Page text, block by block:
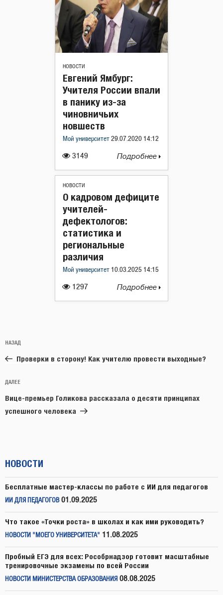
НОВОСТИ
3149
Евгений Ямбург:
Учителя России впали
в панику из-за
чиновничьих
новшеств
Мой университет 29.07.2020 14:12
Подробнее
НОВОСТИ
1297
О кадровом дефиците
учителей-
дефектологов:
статистика и
региональные
различия
Мой университет 10.03.2025 14:15
Подробнее
по
записям
Предыдущая
запись:
НАЗАД
Проверки в сторону! Как учителю провести выходные?
Следующая
запись
ДАЛЕЕ
Вице-премьер Голикова рассказала о десяти принципах
успешного человека
НОВОСТИ
Бесплатные мастер-классы по работе с ИИ для педагогов
ИИ ДЛЯ ПЕДАГОГОВ 01.09.2025
Что такое «Точки роста» в школах и как ими руководить?
НОВОСТИ "МОЕГО УНИВЕРСИТЕТА" 11.08.2025
Пробный ЕГЭ для всех: Рособрнадзор готовит масштабные
тренировочные экзамены по всей России
НОВОСТИ МИНИСТЕРСТВА ОБРАЗОВАНИЯ 08.08.2025